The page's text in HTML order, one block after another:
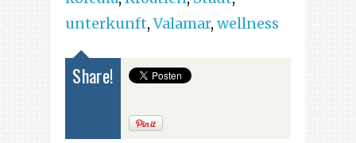
unterkunft,Valamar, wellness
Share!